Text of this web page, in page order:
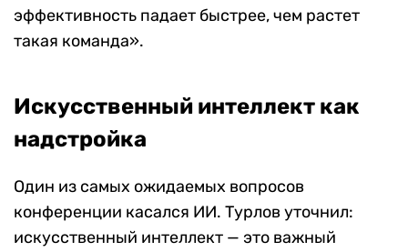
эффективность падает быстрее, чем растет
такая команда».
Искусственный интеллект как
надстройка
Один из самых ожидаемых вопросов
конференции касался ИИ. Турлов уточнил:
искусственный интеллект — это важный